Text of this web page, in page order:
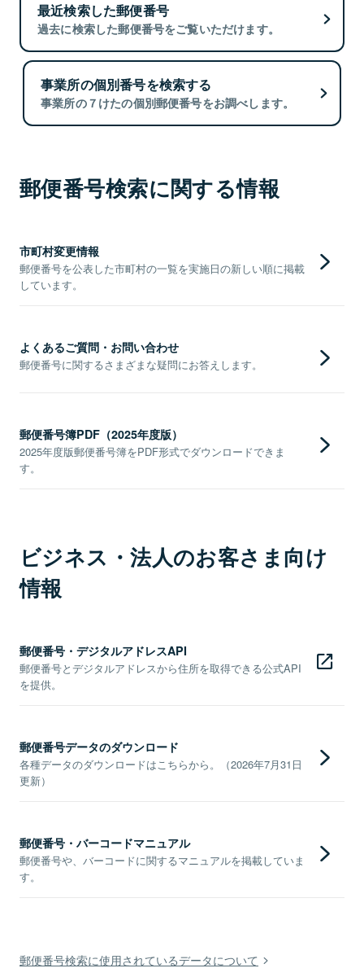
最近検索した郵便番号
過去に検索した郵便番号をご覧いただけます。
事業所の個別番号を検索する
事業所の７けたの個別郵便番号をお調べします。
郵便番号検索に関する情報
市町村変更情報
郵便番号を公表した市町村の一覧を実施日の新しい順に掲載
しています。
よくあるご質問・お問い合わせ
郵便番号に関するさまざまな疑問にお答えします。
郵便番号簿PDF（2025年度版）
2025年度版郵便番号簿をPDF形式でダウンロードできま
す。
ビジネス・法人のお客さま向け
情報
郵便番号・デジタルアドレスAPI
郵便番号とデジタルアドレスから住所を取得できる公式API
を提供。
郵便番号データのダウンロード
各種データのダウンロードはこちらから。（2026年7月31日
更新）
郵便番号・バーコードマニュアル
郵便番号や、バーコードに関するマニュアルを掲載していま
す。
郵便番号検索に使用されているデータについて